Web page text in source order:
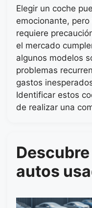
Elegir un coche
emocionante,
requiere
el mercado
algunos modelos
problemas
gastos
Identificar estos
de realizar una
autos